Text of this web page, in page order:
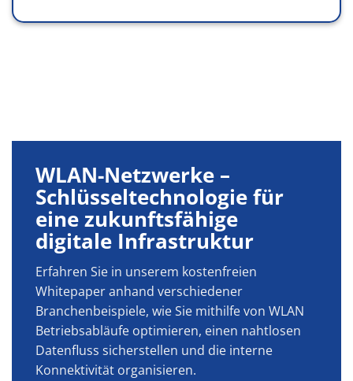
WLAN-Netzwerke –
Schlüsseltechnologie für
eine zukunftsfähige
digitale Infrastruktur
Erfahren Sie in unserem kostenfreien
Whitepaper anhand verschiedener
Branchenbeispiele, wie Sie mithilfe von WLAN
Betriebsabläufe optimieren, einen nahtlosen
Datenfluss sicherstellen und die interne
Konnektivität organisieren.